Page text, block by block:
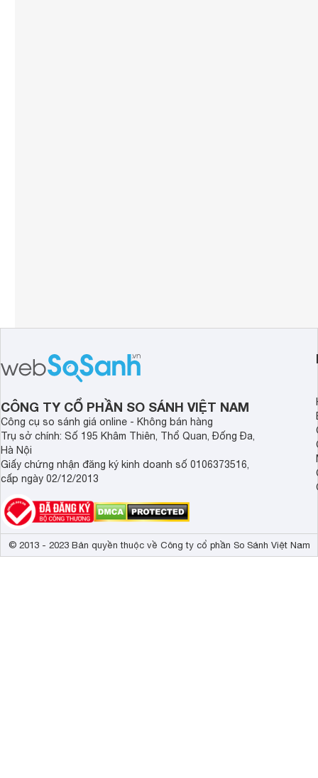
CÔNG TY CỔ PHẦN SO SÁNH VIỆT NAM
Công cụ so sánh giá online - Không bán hàng
Trụ sở chính: Số 195 Khâm Thiên, Thổ Quan, Đống Đa,
Hà Nội
Giấy chứng nhận đăng ký kinh doanh số 0106373516,
cấp ngày 02/12/2013
© 2013 - 2023 Bản quyền thuộc về Công ty cổ phần So Sánh Việt Nam